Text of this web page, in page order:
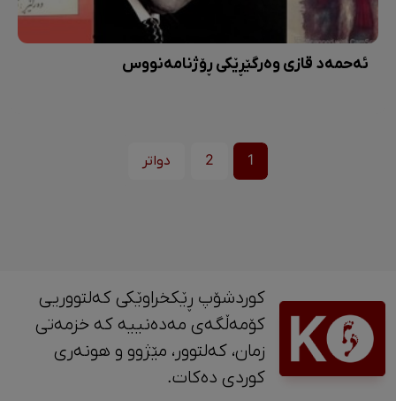
ئەحمەد قازی وەرگێڕێکی ڕۆژنامەنووس
1
2 دواتر
کوردشۆپ ڕێکخراوێکی کەلتووریی
کۆمەڵگەی مەدەنییە کە خزمەتی
زمان، کەلتوور، مێژوو و ‎هونەری
کوردی دەکات.